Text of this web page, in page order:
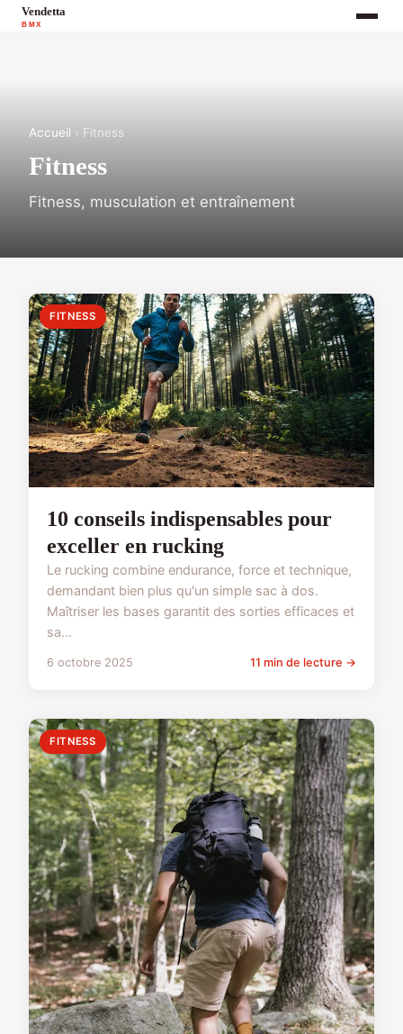
Accueil › Fitness
Fitness
Fitness, musculation et entraînement
FITNESS
10 conseils indispensables pour
exceller en rucking
Le rucking combine endurance, force et technique,
demandant bien plus qu'un simple sac à dos.
Maîtriser les bases garantit des sorties efficaces et
sa...
6 octobre 2025 11 min de lecture →
FITNESS